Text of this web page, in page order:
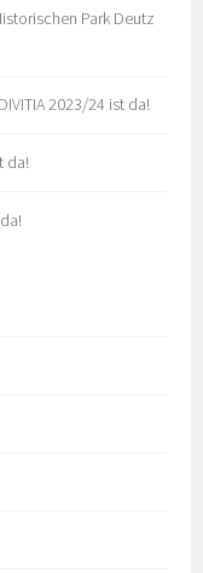
Park Deutz
2023/24 ist da!
da!